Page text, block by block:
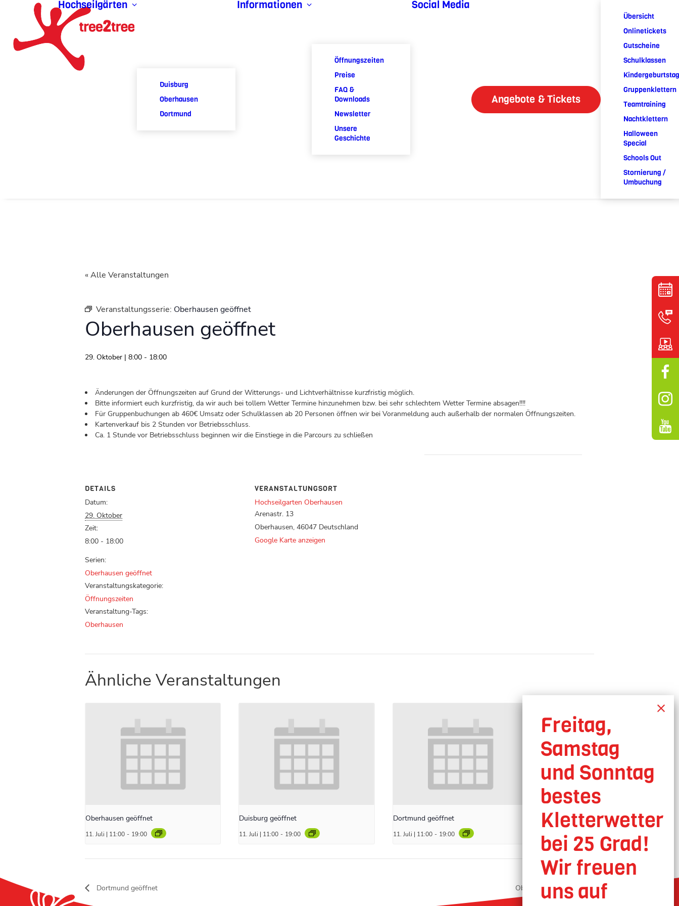
Hochseilgärten
Duisburg
Oberhausen
Dortmund
Informationen
Öffnungszeiten
Preise
FAQ &
Downloads
Newsletter
Unsere
Geschichte
Social Media
Angebote & Tickets
Übersicht
Onlinetickets
Gutscheine
Schulklassen
Kindergeburtstag
Gruppenklettern
Teamtraining
Nachtklettern
Halloween
Special
Schools Out
Stornierung /
Umbuchung
« Alle Veranstaltungen
Veranstaltungsserie: Oberhausen geöffnet
Oberhausen geöffnet
29. Oktober | 8:00 - 18:00
Änderungen der Öffnungszeiten auf Grund der Witterungs- und Lichtverhältnisse kurzfristig möglich.
Bitte informiert euch kurzfristig, da wir auch bei tollem Wetter Termine hinzunehmen bzw. bei sehr schlechtem Wetter Termine absagen!!!!
Für Gruppenbuchungen ab 460€ Umsatz oder Schulklassen ab 20 Personen öffnen wir bei Voranmeldung auch außerhalb der normalen Öffnungszeiten.
Kartenverkauf bis 2 Stunden vor Betriebsschluss.
Ca. 1 Stunde vor Betriebsschluss beginnen wir die Einstiege in die Parcours zu schließen
DETAILS
Datum:
29. Oktober
Zeit:
8:00 - 18:00
Serien:
Oberhausen geöffnet
Veranstaltungskategorie:
Öffnungszeiten
Veranstaltung-Tags:
Oberhausen
VERANSTALTUNGSORT
Hochseilgarten Oberhausen
Arenastr. 13
Oberhausen, 46047 Deutschland
Google Karte anzeigen
Ähnliche Veranstaltungen
Oberhausen geöffnet
11. Juli | 11:00 - 19:00
Duisburg geöffnet
11. Juli | 11:00 - 19:00
Dortmund geöffnet
11. Juli | 11:00 - 19:00
Dortmund geöffnet Oberhausen geöffnet